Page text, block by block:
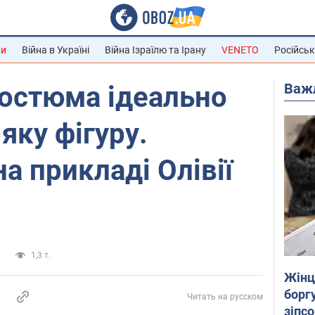
Війна в Україні Війна Ізраїлю та Ірану VENETO
ідеально
фігуру.
прикладі Олівії
1,3 т.
Читать на русском